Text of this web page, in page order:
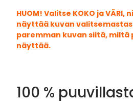
HUOM! Valitse KOKO ja VÄRI,
näyttää kuvan
paremman kuvan siitä, miltä
näyttää.
100 %